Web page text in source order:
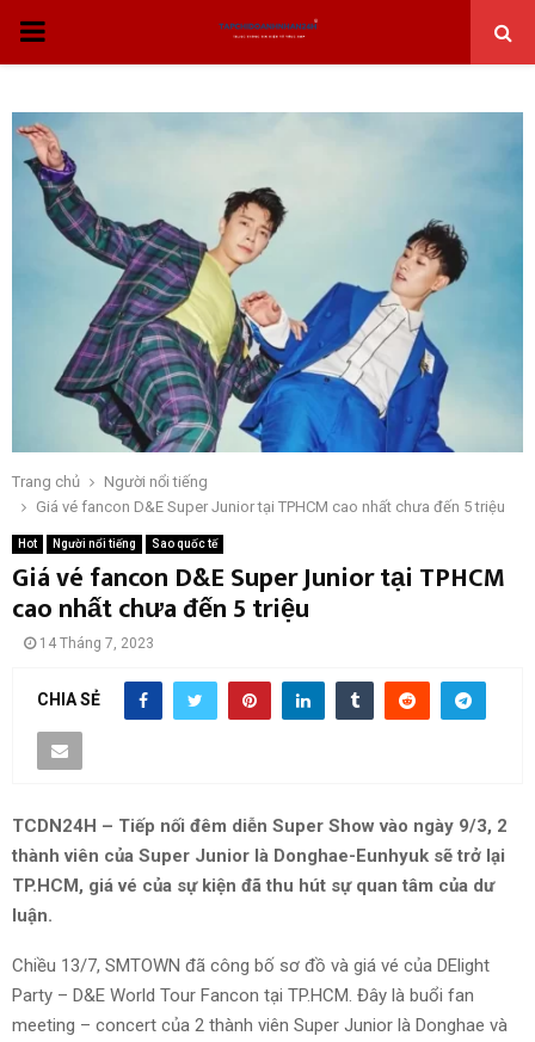
THỰC
CHÍNH
Trang chủ
Người nổi tiếng
Giá vé fancon D&E Super Junior tại TPHCM cao nhất chưa đến 5 triệu
Hot Người nổi tiếng Sao quốc tế
Giá vé fancon D&E Super Junior tại TPHCM
cao nhất chưa đến 5 triệu
14 Tháng 7, 2023
CHIA SẺ
TCDN24H – Tiếp nối đêm diễn Super Show vào ngày 9/3, 2
thành viên của Super Junior là Donghae-Eunhyuk sẽ trở lại
TP.HCM, giá vé của sự kiện đã thu hút sự quan tâm của dư
luận.
Chiều 13/7, SMTOWN đã công bố sơ đồ và giá vé của DElight
Party – D&E World Tour Fancon tại TP.HCM. Đây là buổi fan
meeting – concert của 2 thành viên Super Junior là Donghae và